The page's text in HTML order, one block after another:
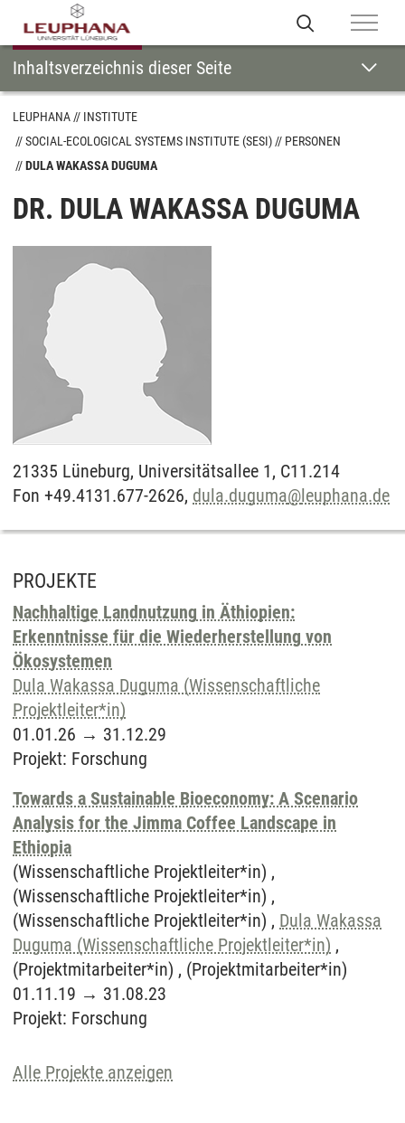
Inhaltsverzeichnis dieser Seite
LEUPHANA
INSTITUTE
SOCIAL-ECOLOGICAL SYSTEMS INSTITUTE (SESI)
PERSONEN
DULA WAKASSA DUGUMA
DR. DULA WAKASSA DUGUMA
21335 Lüneburg, Universitätsallee 1, C11.214
Fon +49.4131.677-2626, dula.duguma@leuphana.de
PROJEKTE
Nachhaltige Landnutzung in Äthiopien:
Erkenntnisse für die Wiederherstellung von
Ökosystemen
Dula Wakassa Duguma (Wissenschaftliche
Projektleiter*in)
01.01.26 → 31.12.29
Projekt: Forschung
Towards a Sustainable Bioeconomy: A Scenario
Analysis for the Jimma Coffee Landscape in
Ethiopia
(Wissenschaftliche Projektleiter*in) ,
(Wissenschaftliche Projektleiter*in) ,
(Wissenschaftliche Projektleiter*in) , Dula Wakassa
Duguma (Wissenschaftliche Projektleiter*in) ,
(Projektmitarbeiter*in) , (Projektmitarbeiter*in)
01.11.19 → 31.08.23
Projekt: Forschung
Alle Projekte anzeigen